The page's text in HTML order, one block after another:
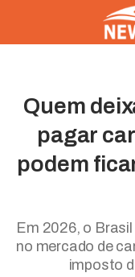
Quem
pagar
podem
Em 2026, o
no mercado de
imposto